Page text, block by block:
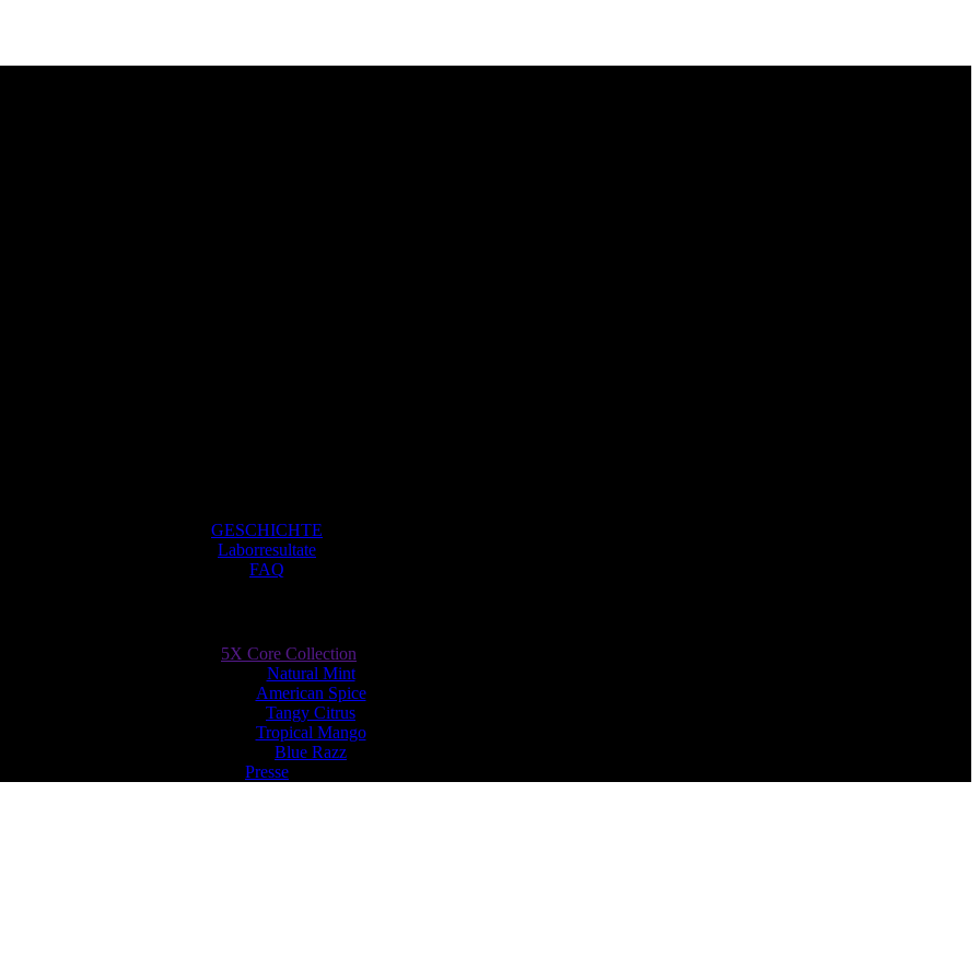
GESCHICHTE
Laborresultate
FAQ
5X Core Collection
Natural Mint
American Spice
Tangy Citrus
Tropical Mango
Blue Razz
Presse